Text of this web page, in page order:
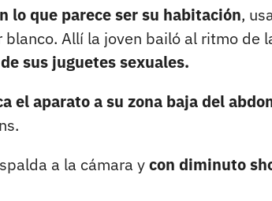
lo que parece ser su habitación,
Allí la joven bailó al ritmo de
sus juguetes sexuales.
el aparato a su zona baja del
a la cámara ycon diminuto